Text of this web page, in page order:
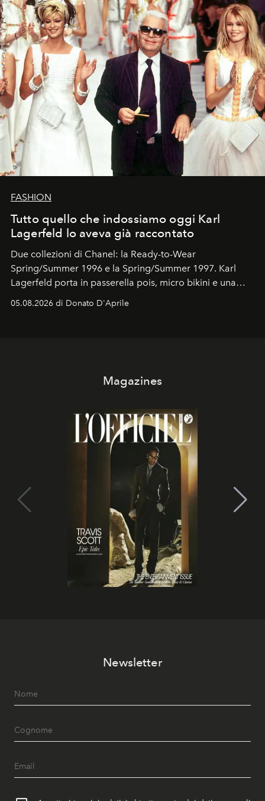
FASHION
Tutto quello che indossiamo oggi Karl
Lagerfeld lo aveva già raccontato
Due collezioni di Chanel: la Ready-to-Wear
Spring/Summer 1996 e la Spring/Summer 1997. Karl
Lagerfeld porta in passerella pois, micro bikini e una
logomania pensata per la spiaggia
Kate, Claudia e Carla una dietro l'altra. Trent'anni dopo,
05.08.2026 di Donato D'Aprile
Magazines
Newsletter